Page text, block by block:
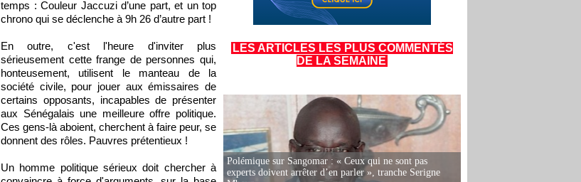
temps : Couleur Jaccuzi d’une part, et un top
chrono qui se déclenche à 9h 26 d’autre part !
En outre, c'est l'heure d'inviter plus
sérieusement cette frange de personnes qui,
honteusement, utilisent le manteau de la
société civile, pour jouer aux émissaires de
certains opposants, incapables de présenter
aux Sénégalais une meilleure offre politique.
Ces gens-là aboient, cherchent à faire peur, se
donnent des rôles. Pauvres prétentieux !
Un homme politique sérieux doit chercher à
LES ARTICLES LES PLUS COMMENTÉS
DE LA SEMAINE
Polémique sur Sangomar : « Ceux qui ne sont pas
experts doivent arrêter d’en parler », tranche Serigne